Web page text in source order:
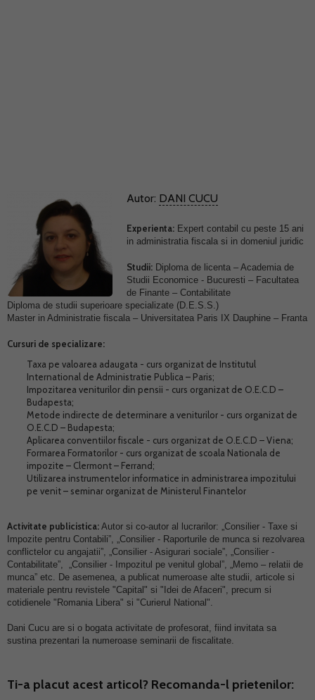
Autor: DANI CUCU
Experienta: Expert contabil cu peste 15 ani
in administratia fiscala si in domeniul juridic
Studii: Diploma de licenta – Academia de
Studii Economice - Bucuresti – Facultatea
de Finante – Contabilitate
Diploma de studii superioare specializate (D.E.S.S.)
Master in Administratie fiscala – Universitatea Paris IX Dauphine – Franta
Cursuri de specializare:
Taxa pe valoarea adaugata - curs organizat de Institutul
International de Administratie Publica – Paris;
Impozitarea veniturilor din pensii - curs organizat de O.E.C.D –
Budapesta;
Metode indirecte de determinare a veniturilor - curs organizat de
O.E.C.D – Budapesta;
Aplicarea conventiilor fiscale - curs organizat de O.E.C.D – Viena;
Formarea Formatorilor - curs organizat de scoala Nationala de
impozite – Clermont – Ferrand;
Utilizarea instrumentelor informatice in administrarea impozitului
pe venit – seminar organizat de Ministerul Finantelor
Activitate publicistica: Autor si co-autor al lucrarilor: „Consilier - Taxe si
Impozite pentru Contabili”, „Consilier - Raporturile de munca si rezolvarea
conflictelor cu angajatii”, „Consilier - Asigurari sociale”, „Consilier -
Contabilitate”, „Consilier - Impozitul pe venitul global”, „Memo – relatii de
munca” etc. De asemenea, a publicat numeroase alte studii, articole si
materiale pentru revistele "Capital" si "Idei de Afaceri", precum si
cotidienele "Romania Libera" si "Curierul National".
Dani Cucu are si o bogata activitate de profesorat, fiind invitata sa
sustina prezentari la numeroase seminarii de fiscalitate.
Ti-a placut acest articol? Recomanda-l prietenilor: